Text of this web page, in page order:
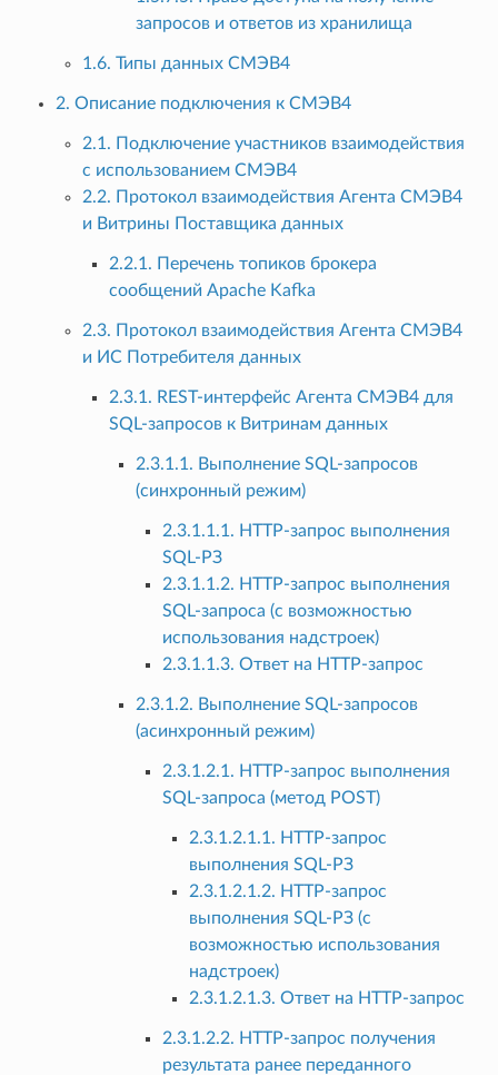
запросов и ответов из хранилища
1.6. Типы данных СМЭВ4
2. Описание подключения к СМЭВ4
2.1. Подключение участников взаимодействия
с использованием СМЭВ4
2.2. Протокол взаимодействия Агента СМЭВ4
и Витрины Поставщика данных
2.2.1. Перечень топиков брокера
сообщений Apache Kafka
2.3. Протокол взаимодействия Агента СМЭВ4
и ИС Потребителя данных
2.3.1. REST-интерфейс Агента СМЭВ4 для
SQL-запросов к Витринам данных
2.3.1.1. Выполнение SQL-запросов
(синхронный режим)
2.3.1.1.1. HTTP-запрос выполнения
SQL-РЗ
2.3.1.1.2. HTTP-запрос выполнения
SQL-запроса (с возможностью
использования надстроек)
2.3.1.1.3. Ответ на HTTP-запрос
2.3.1.2. Выполнение SQL-запросов
(асинхронный режим)
2.3.1.2.1. HTTP-запрос выполнения
SQL-запроса (метод POST)
2.3.1.2.1.1. HTTP-запрос
выполнения SQL-РЗ
2.3.1.2.1.2. HTTP-запрос
выполнения SQL-РЗ (с
возможностью использования
надстроек)
2.3.1.2.1.3. Ответ на HTTP-запрос
2.3.1.2.2. HTTP-запрос получения
результата ранее переданного